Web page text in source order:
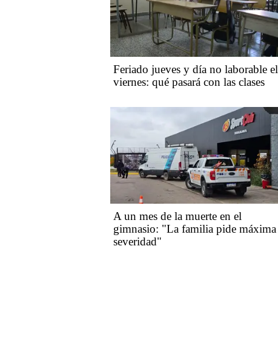
Feriado jueves y día no laborable el
viernes: qué pasará con las clases
A un mes de la muerte en el
gimnasio: "La familia pide máxima
severidad"